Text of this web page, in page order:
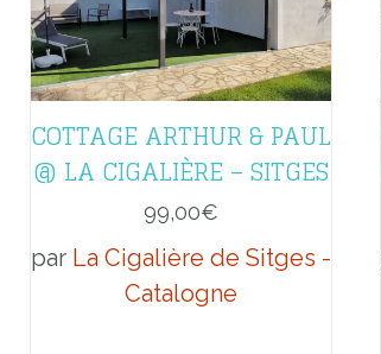
COTTAGE ARTHUR & PAUL
@ LA CIGALIÈRE – SITGES
99,00€
par La Cigalière de Sitges -
Catalogne